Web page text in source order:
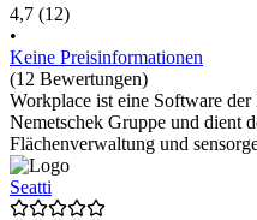
4,7 (12)
•
Keine Preisinformationen
(12 Bewertungen)
Workplace ist eine Software
Nemetschek Gruppe und dient
Flächenverwaltung und
Seatti